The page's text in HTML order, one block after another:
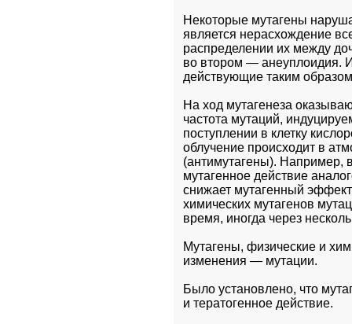
Некоторые мутагены
является нерасхождение
распределении их между
во втором — анеуплоидия.
действующие таким
На ход мутагенеза
частота мутаций,
поступлении в клетку
облучение происходит в
(антимутагены). Например,
мутагенное действие
снижает мутагенный
химических мутагенов
время, иногда через
Мутагены, физические и
изменения — мутации.
Было установлено, что
и тератогенное действие.